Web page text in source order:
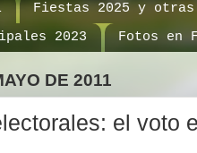
Fiestas 2025 y otras
2023
Fotos en
DE 2011
el voto